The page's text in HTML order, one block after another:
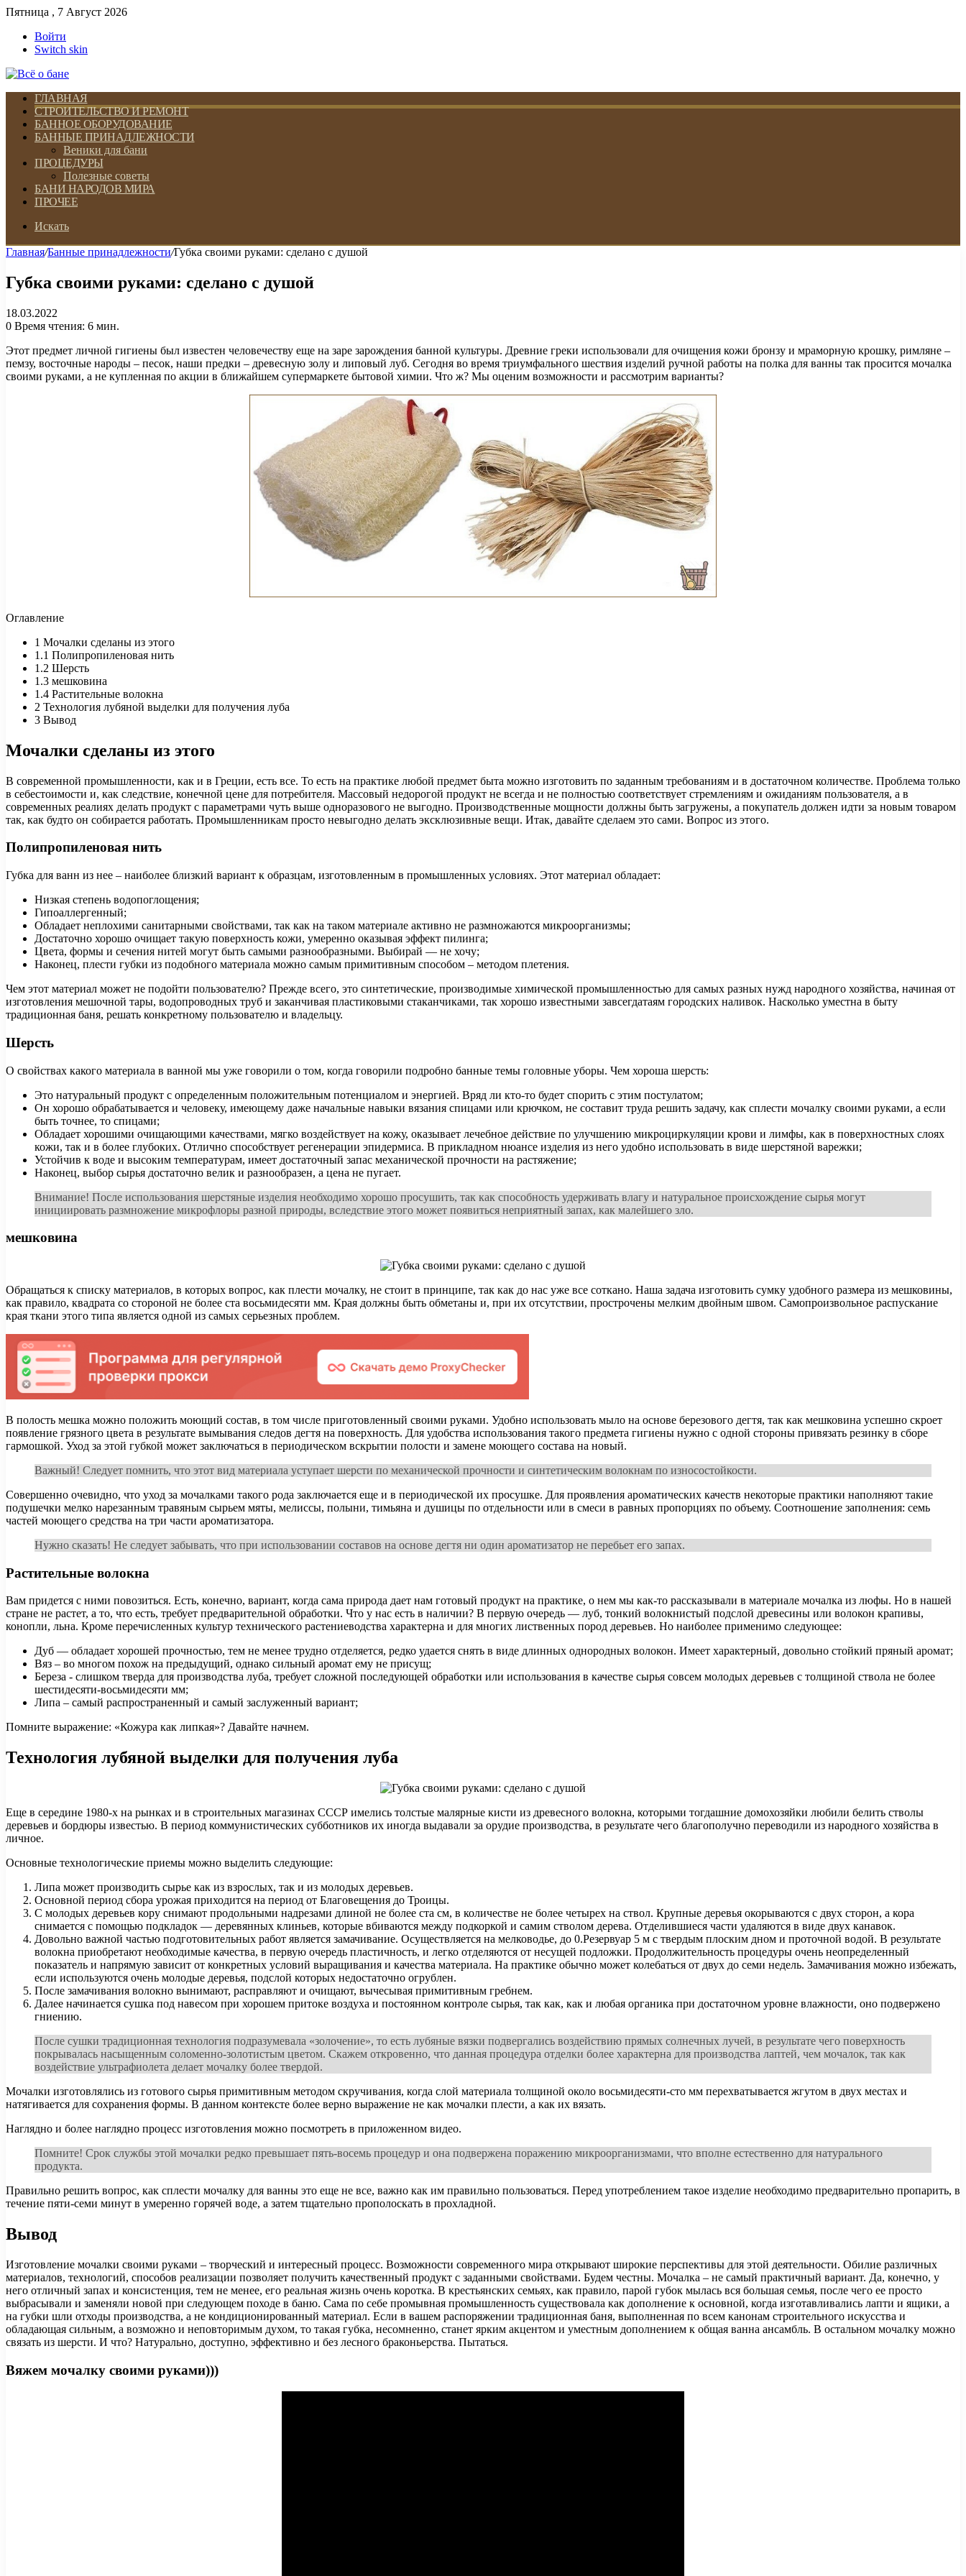
Пятница , 7 Август 2026
Войти
Switch skin
ГЛАВНАЯ
СТРОИТЕЛЬСТВО И РЕМОНТ
БАННОЕ ОБОРУДОВАНИЕ
БАННЫЕ ПРИНАДЛЕЖНОСТИ
Веники для бани
ПРОЦЕДУРЫ
Полезные советы
БАНИ НАРОДОВ МИРА
ПРОЧЕЕ
Искать
Главная/Банные принадлежности/Губка своими руками: сделано с душой
Губка своими руками: сделано с душой
18.03.2022
0 Время чтения: 6 мин.
Этот предмет личной гигиены был известен человечеству еще на заре зарождения банной культуры. Древние греки использовали для очищения кожи бронзу и мраморную крошку, римляне –
пемзу, восточные народы – песок, наши предки – древесную золу и липовый луб. Сегодня во время триумфального шествия изделий ручной работы на полка для ванны так просится мочалка
своими руками, а не купленная по акции в ближайшем супермаркете бытовой химии. Что ж? Мы оценим возможности и рассмотрим варианты?
Оглавление
1 Мочалки сделаны из этого
1.1 Полипропиленовая нить
1.2 Шерсть
1.3 мешковина
1.4 Растительные волокна
2 Технология лубяной выделки для получения луба
3 Вывод
Мочалки сделаны из этого
В современной промышленности, как и в Греции, есть все. То есть на практике любой предмет быта можно изготовить по заданным требованиям и в достаточном количестве. Проблема только
в себестоимости и, как следствие, конечной цене для потребителя. Массовый недорогой продукт не всегда и не полностью соответствует стремлениям и ожиданиям пользователя, а в
современных реалиях делать продукт с параметрами чуть выше одноразового не выгодно. Производственные мощности должны быть загружены, а покупатель должен идти за новым товаром
так, как будто он собирается работать. Промышленникам просто невыгодно делать эксклюзивные вещи. Итак, давайте сделаем это сами. Вопрос из этого.
Полипропиленовая нить
Губка для ванн из нее – наиболее близкий вариант к образцам, изготовленным в промышленных условиях. Этот материал обладает:
Низкая степень водопоглощения;
Гипоаллергенный;
Обладает неплохими санитарными свойствами, так как на таком материале активно не размножаются микроорганизмы;
Достаточно хорошо очищает такую ​​поверхность кожи, умеренно оказывая эффект пилинга;
Цвета, формы и сечения нитей могут быть самыми разнообразными. Выбирай — не хочу;
Наконец, плести губки из подобного материала можно самым примитивным способом – методом плетения.
Чем этот материал может не подойти пользователю? Прежде всего, это синтетические, производимые химической промышленностью для самых разных нужд народного хозяйства, начиная от
изготовления мешочной тары, водопроводных труб и заканчивая пластиковыми стаканчиками, так хорошо известными завсегдатаям городских наливок. Насколько уместна в быту
традиционная баня, решать конкретному пользователю и владельцу.
Шерсть
О свойствах какого материала в ванной мы уже говорили о том, когда говорили подробно банные темы головные уборы. Чем хороша шерсть:
Это натуральный продукт с определенным положительным потенциалом и энергией. Вряд ли кто-то будет спорить с этим постулатом;
Он хорошо обрабатывается и человеку, имеющему даже начальные навыки вязания спицами или крючком, не составит труда решить задачу, как сплести мочалку своими руками, а если
быть точнее, то спицами;
Обладает хорошими очищающими качествами, мягко воздействует на кожу, оказывает лечебное действие по улучшению микроциркуляции крови и лимфы, как в поверхностных слоях
кожи, так и в более глубоких. Отлично способствует регенерации эпидермиса. В прикладном нюансе изделия из него удобно использовать в виде шерстяной варежки;
Устойчив к воде и высоким температурам, имеет достаточный запас механической прочности на растяжение;
Наконец, выбор сырья достаточно велик и разнообразен, а цена не пугает.
Внимание! После использования шерстяные изделия необходимо хорошо просушить, так как способность удерживать влагу и натуральное происхождение сырья могут
инициировать размножение микрофлоры разной природы, вследствие этого может появиться неприятный запах, как малейшего зло.
мешковина
Обращаться к списку материалов, в которых вопрос, как плести мочалку, не стоит в принципе, так как до нас уже все соткано. Наша задача изготовить сумку удобного размера из мешковины,
как правило, квадрата со стороной не более ста восьмидесяти мм. Края должны быть обметаны и, при их отсутствии, прострочены мелким двойным швом. Самопроизвольное распускание
края ткани этого типа является одной из самых серьезных проблем.
В полость мешка можно положить моющий состав, в том числе приготовленный своими руками. Удобно использовать мыло на основе березового дегтя, так как мешковина успешно скроет
появление грязного цвета в результате вымывания следов дегтя на поверхность. Для удобства использования такого предмета гигиены нужно с одной стороны привязать резинку в сборе
гармошкой. Уход за этой губкой может заключаться в периодическом вскрытии полости и замене моющего состава на новый.
Важный! Следует помнить, что этот вид материала уступает шерсти по механической прочности и синтетическим волокнам по износостойкости.
Совершенно очевидно, что уход за мочалками такого рода заключается еще и в периодической их просушке. Для проявления ароматических качеств некоторые практики наполняют такие
подушечки мелко нарезанным травяным сырьем мяты, мелиссы, полыни, тимьяна и душицы по отдельности или в смеси в равных пропорциях по объему. Соотношение заполнения: семь
частей моющего средства на три части ароматизатора.
Нужно сказать! Не следует забывать, что при использовании составов на основе дегтя ни один ароматизатор не перебьет его запах.
Растительные волокна
Вам придется с ними повозиться. Есть, конечно, вариант, когда сама природа дает нам готовый продукт на практике, о нем мы как-то рассказывали в материале мочалка из люфы. Но в нашей
стране не растет, а то, что есть, требует предварительной обработки. Что у нас есть в наличии? В первую очередь — луб, тонкий волокнистый подслой древесины или волокон крапивы,
конопли, льна. Кроме перечисленных культур технического растениеводства характерна и для многих лиственных пород деревьев. Но наиболее применимо следующее:
Дуб — обладает хорошей прочностью, тем не менее трудно отделяется, редко удается снять в виде длинных однородных волокон. Имеет характерный, довольно стойкий пряный аромат;
Вяз – во многом похож на предыдущий, однако сильный аромат ему не присущ;
Береза ​​- слишком тверда для производства луба, требует сложной последующей обработки или использования в качестве сырья совсем молодых деревьев с толщиной ствола не более
шестидесяти-восьмидесяти мм;
Липа – самый распространенный и самый заслуженный вариант;
Помните выражение: «Кожура как липкая»? Давайте начнем.
Технология лубяной выделки для получения луба
Еще в середине 1980-х на рынках и в строительных магазинах СССР имелись толстые малярные кисти из древесного волокна, которыми тогдашние домохозяйки любили белить стволы
деревьев и бордюры известью. В период коммунистических субботников их иногда выдавали за орудие производства, в результате чего благополучно переводили из народного хозяйства в
личное.
Основные технологические приемы можно выделить следующие:
Липа может производить сырье как из взрослых, так и из молодых деревьев.
Основной период сбора урожая приходится на период от Благовещения до Троицы.
С молодых деревьев кору снимают продольными надрезами длиной не более ста см, в количестве не более четырех на ствол. Крупные деревья окорываются с двух сторон, а кора
снимается с помощью подкладок — деревянных клиньев, которые вбиваются между подкоркой и самим стволом дерева. Отделившиеся части удаляются в виде двух канавок.
Довольно важной частью подготовительных работ является замачивание. Осуществляется на мелководье, до 0.Резервуар 5 м с твердым плоским дном и проточной водой. В результате
волокна приобретают необходимые качества, в первую очередь пластичность, и легко отделяются от несущей подложки. Продолжительность процедуры очень неопределенный
показатель и напрямую зависит от конкретных условий выращивания и качества материала. На практике обычно может колебаться от двух до семи недель. Замачивания можно избежать,
если используются очень молодые деревья, подслой которых недостаточно огрублен.
После замачивания волокно вынимают, расправляют и очищают, вычесывая примитивным гребнем.
Далее начинается сушка под навесом при хорошем притоке воздуха и постоянном контроле сырья, так как, как и любая органика при достаточном уровне влажности, оно подвержено
гниению.
После сушки традиционная технология подразумевала «золочение», то есть лубяные вязки подвергались воздействию прямых солнечных лучей, в результате чего поверхность
покрывалась насыщенным соломенно-золотистым цветом. Скажем откровенно, что данная процедура отделки более характерна для производства лаптей, чем мочалок, так как
воздействие ультрафиолета делает мочалку более твердой.
Мочалки изготовлялись из готового сырья примитивным методом скручивания, когда слой материала толщиной около восьмидесяти-сто мм перехватывается жгутом в двух местах и ​​
натягивается для сохранения формы. В данном контексте более верно выражение не как мочалки плести, а как их вязать.
Наглядно и более наглядно процесс изготовления можно посмотреть в приложенном видео.
Помните! Срок службы этой мочалки редко превышает пять-восемь процедур и она подвержена поражению микроорганизмами, что вполне естественно для натурального
продукта.
Правильно решить вопрос, как сплести мочалку для ванны это еще не все, важно как им правильно пользоваться. Перед употреблением такое изделие необходимо предварительно пропарить, в
течение пяти-семи минут в умеренно горячей воде, а затем тщательно прополоскать в прохладной.
Вывод
Изготовление мочалки своими руками – творческий и интересный процесс. Возможности современного мира открывают широкие перспективы для этой деятельности. Обилие различных
материалов, технологий, способов реализации позволяет получить качественный продукт с заданными свойствами. Будем честны. Мочалка – не самый практичный вариант. Да, конечно, у
него отличный запах и консистенция, тем не менее, его реальная жизнь очень коротка. В крестьянских семьях, как правило, парой губок мылась вся большая семья, после чего ее просто
выбрасывали и заменяли новой при следующем походе в баню. Сама по себе промывная промышленность существовала как дополнение к основной, когда изготавливались лапти и ящики, а
на губки шли отходы производства, а не кондиционированный материал. Если в вашем распоряжении традиционная баня, выполненная по всем канонам строительного искусства и
обладающая сильным, а возможно и неповторимым духом, то такая губка, несомненно, станет ярким акцентом и уместным дополнением к общая ванна ансамбль. В остальном мочалку можно
связать из шерсти. И что? Натурально, доступно, эффективно и без лесного браконьерства. Пытаться.
Вяжем мочалку своими руками)))